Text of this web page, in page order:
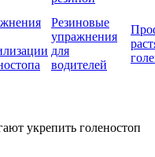
Резиновые
упражнения
для
водителей
укрепить голеностоп